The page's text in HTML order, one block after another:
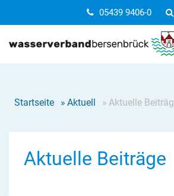
05439 9406-0
Startseite » Aktuell » Aktuelle
Aktuelle Beiträge